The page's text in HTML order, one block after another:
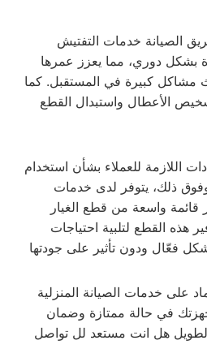
الصيانة خدمات التفتيش
بشكل دوري، مما يعزز عمرها
مشاكل كبيرة في المستقبل. كما
الأعطال واستبدال القطع
اللازمة للعملاء بشأن استخدام
ذلك، يتوفر لدى خدمات
قائمة واسعة من قطع الغيار
هذه القطع لتلبية احتياجات
على خدمات الصيانة المنزلية
في حالة ممتازة وضمان
الطويل هل انت مستعد لل تواصل